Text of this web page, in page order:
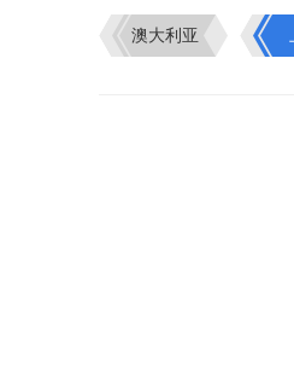
澳大利亚